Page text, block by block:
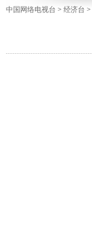
中国网络电视台 > 经济台 >